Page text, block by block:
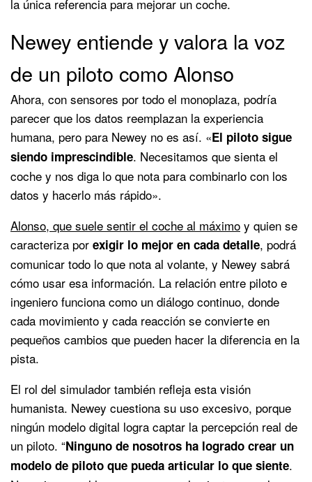
la única referencia para mejorar un coche.
Newey entiende y valora la voz
de un piloto como Alonso
Ahora, con sensores por todo el monoplaza, podría
parecer que los datos reemplazan la experiencia
humana, pero para Newey no es así. «El piloto sigue
siendo imprescindible. Necesitamos que sienta el
coche y nos diga lo que nota para combinarlo con los
datos y hacerlo más rápido».
Alonso, que suele sentir el coche al máximo y quien se
caracteriza por exigir lo mejor en cada detalle, podrá
comunicar todo lo que nota al volante, y Newey sabrá
cómo usar esa información. La relación entre piloto e
ingeniero funciona como un diálogo continuo, donde
cada movimiento y cada reacción se convierte en
pequeños cambios que pueden hacer la diferencia en la
pista.
El rol del simulador también refleja esta visión
humanista. Newey cuestiona su uso excesivo, porque
ningún modelo digital logra captar la percepción real de
un piloto. “Ninguno de nosotros ha logrado crear un
modelo de piloto que pueda articular lo que siente.